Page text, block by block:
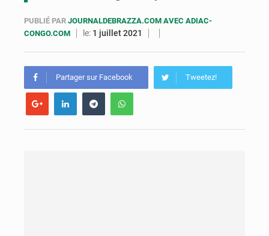
PUBLIÉ PAR JOURNALDEBRAZZA.COM AVEC ADIAC-
CONGO.COM
le: 1 juillet 2021
Partager sur Facebook Tweetez!